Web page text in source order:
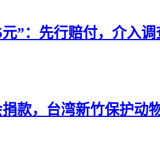
”：先行赔付，介入调
款，台湾新竹保护动